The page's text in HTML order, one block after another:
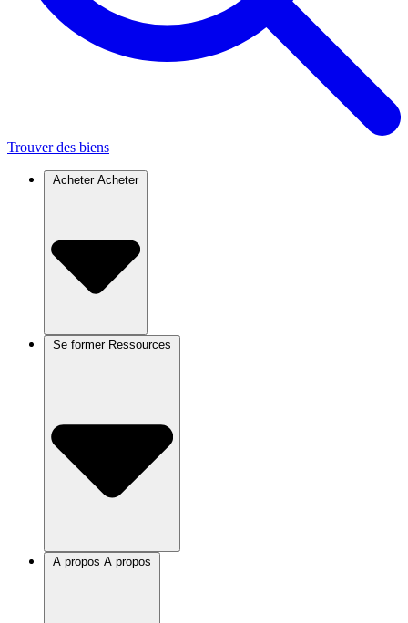
Trouver des biens
Acheter Acheter
Se former
A propos